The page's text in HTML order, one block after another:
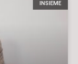
INSIEME